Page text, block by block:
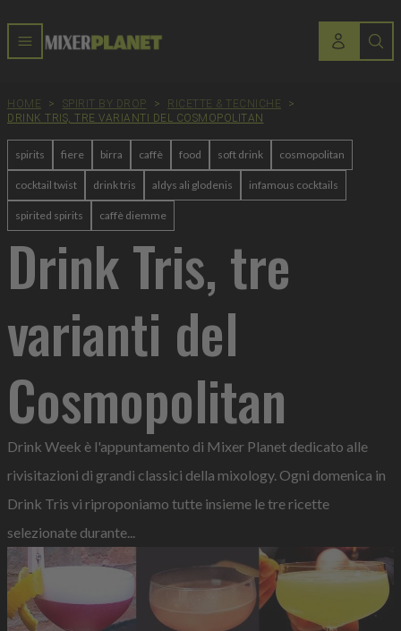
HOME > SPIRIT BY DROP > RICETTE & TECNICHE
>
DRINK TRIS, TRE VARIANTI DEL COSMOPOLITAN
spirits fiere birra caffè food soft drink cosmopolitan
cocktail twist drink tris aldys ali glodenis infamous cocktails
spirited spirits caffè diemme
Drink Tris, tre
varianti del
Cosmopolitan
Drink Week è l'appuntamento di Mixer Planet dedicato alle
rivisitazioni di grandi classici della mixology. Ogni domenica in
Drink Tris vi riproponiamo tutte insieme le tre ricette
selezionate durante...